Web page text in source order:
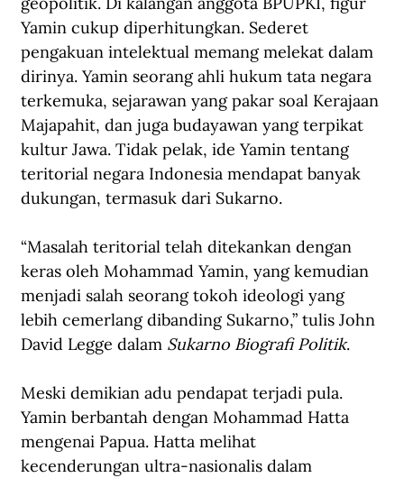
Yamin cukup diperhitungkan. Sederet
pengakuan intelektual memang melekat dalam
dirinya. Yamin seorang ahli hukum tata negara
terkemuka, sejarawan yang pakar soal Kerajaan
Majapahit, dan juga budayawan yang terpikat
kultur Jawa. Tidak pelak, ide Yamin tentang
teritorial negara Indonesia mendapat banyak
dukungan, termasuk dari Sukarno.
“Masalah teritorial telah ditekankan dengan
keras oleh Mohammad Yamin, yang kemudian
menjadi salah seorang tokoh ideologi yang
lebih cemerlang dibanding Sukarno,” tulis John
David Legge dalam Sukarno Biografi Politik.
Meski demikian adu pendapat terjadi pula.
Yamin berbantah dengan Mohammad Hatta
mengenai Papua. Hatta melihat
kecenderungan ultra-nasionalis dalam